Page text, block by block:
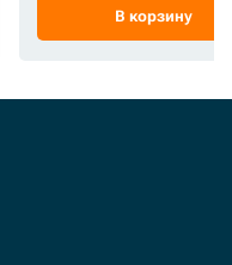
В корзину